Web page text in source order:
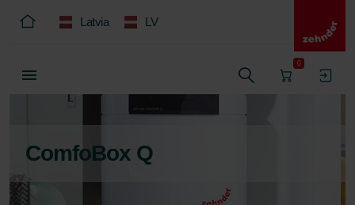
Latvia LV
0
ComfoBox Q